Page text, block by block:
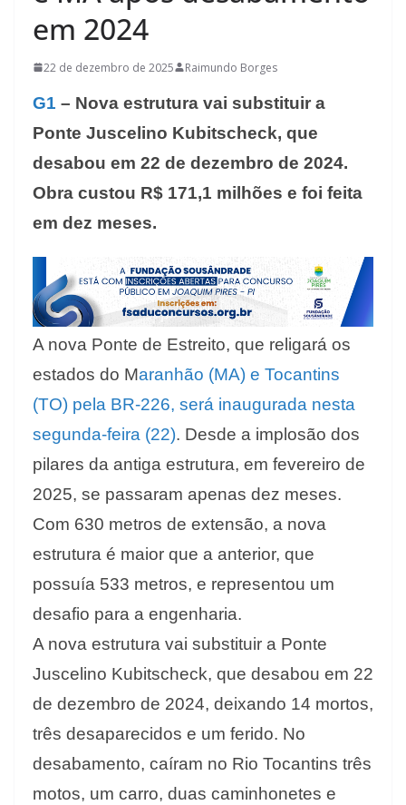
em 2024
22 de dezembro de 2025 Raimundo Borges
G1 – Nova estrutura vai substituir a
Ponte Juscelino Kubitscheck, que
desabou em 22 de dezembro de 2024.
Obra custou R$ 171,1 milhões e foi feita
em dez meses.
A nova Ponte de Estreito, que religará os
estados do Maranhão (MA) e Tocantins
(TO) pela BR-226, será inaugurada nesta
segunda-feira (22). Desde a implosão dos
pilares da antiga estrutura, em fevereiro de
2025, se passaram apenas dez meses.
Com 630 metros de extensão, a nova
estrutura é maior que a anterior, que
possuía 533 metros, e representou um
desafio para a engenharia.
A nova estrutura vai substituir a Ponte
Juscelino Kubitscheck, que desabou em 22
de dezembro de 2024, deixando 14 mortos,
três desaparecidos e um ferido. No
desabamento, caíram no Rio Tocantins três
motos, um carro, duas caminhonetes e